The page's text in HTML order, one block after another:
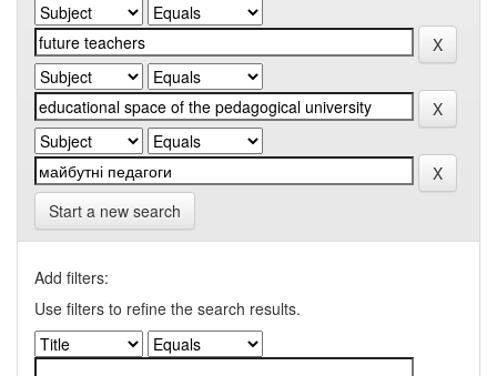
Start a new search
Add filters:
Use filters to refine the search results.